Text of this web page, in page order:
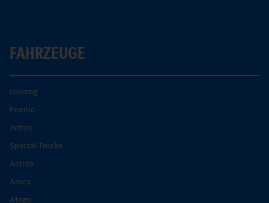
FAHRZEUGE
Unimog
Econic
Zetros
Special Trucks
Actros
Arocs
Atego